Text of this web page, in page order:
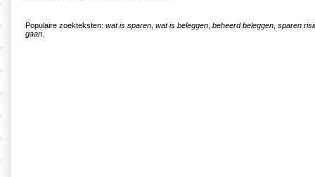
Populaire zoekteksten: wat is sparen wat is beleggen beheerd beleggen sparen
gaan